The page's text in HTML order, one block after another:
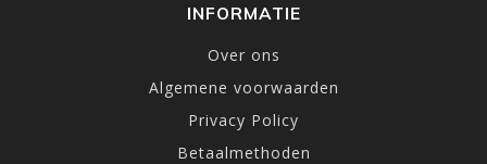
INFORMATIE
Over ons
Algemene voorwaarden
Privacy Policy
Betaalmethoden